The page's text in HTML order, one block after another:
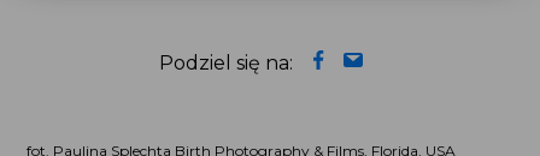
Podziel się na:
fot. Paulina Splechta Birth Photography & Films, Florida, USA